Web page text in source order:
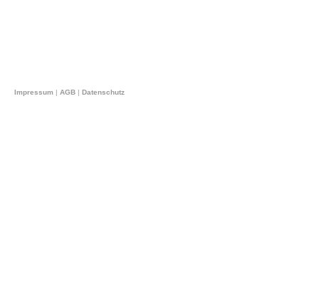
Impressum AGB Datenschutz